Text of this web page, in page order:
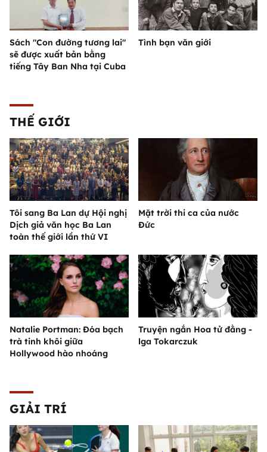
Sách "Con đường tương lai"
sẽ được xuất bản bằng
tiếng Tây Ban Nha tại Cuba
Tình bạn văn giới
THẾ GIỚI
Tôi sang Ba Lan dự Hội nghị
Dịch giả văn học Ba Lan
toàn thế giới lần thứ VI
Mặt trời thi ca của nước
Đức
Natalie Portman: Đóa bạch
trà tinh khôi giữa
Hollywood hào nhoáng
Truyện ngắn Hoa tử đằng -
lga Tokarczuk
GIẢI TRÍ